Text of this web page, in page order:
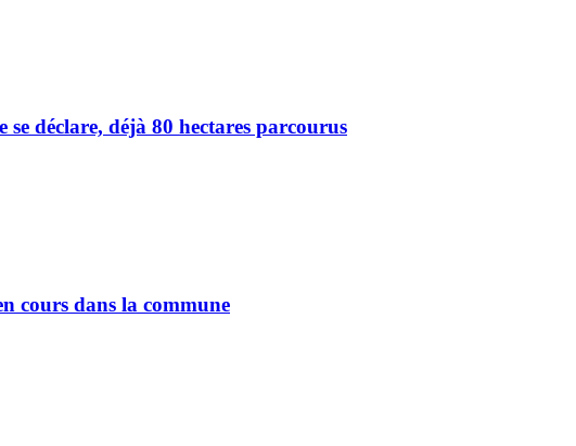
déclare, déjà 80 hectares parcourus
cours dans la commune